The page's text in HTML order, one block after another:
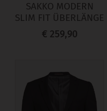
SAKKO MODERN
SLIM FIT ÜBERLÄNGE
€ 259,90